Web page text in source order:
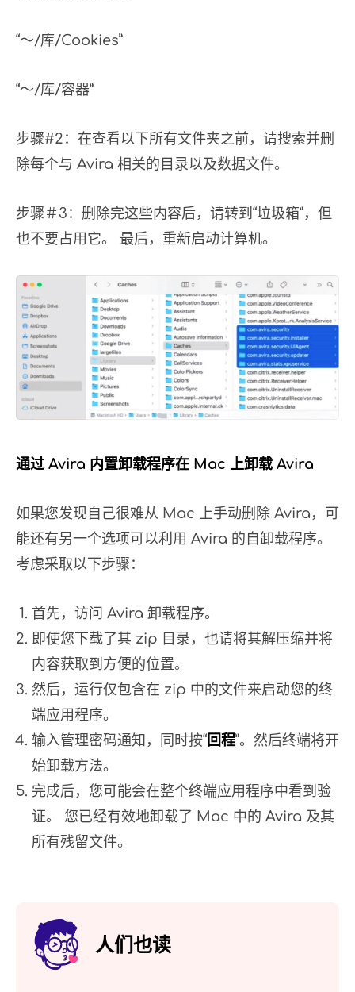
“〜/库/Cookies”
“〜/库/容器”
步骤#2：在查看以下所有文件夹之前，请搜索并删
除每个与 Avira 相关的目录以及数据文件。
步骤＃3：删除完这些内容后，请转到“垃圾箱”，但
也不要占用它。 最后，重新启动计算机。
通过 Avira 内置卸载程序在 Mac 上卸载 Avira
如果您发现自己很难从 Mac 上手动删除 Avira，可
能还有另一个选项可以利用 Avira 的自卸载程序。
考虑采取以下步骤：
首先，访问 Avira 卸载程序。
即使您下载了其 zip 目录，也请将其解压缩并将
内容获取到方便的位置。
然后，运行仅包含在 zip 中的文件来启动您的终
端应用程序。
输入管理密码通知，同时按“回程”。然后终端将开
始卸载方法。
完成后，您可能会在整个终端应用程序中看到验
证。 您已经有效地卸载了 Mac 中的 Avira 及其
所有残留文件。
人们也读